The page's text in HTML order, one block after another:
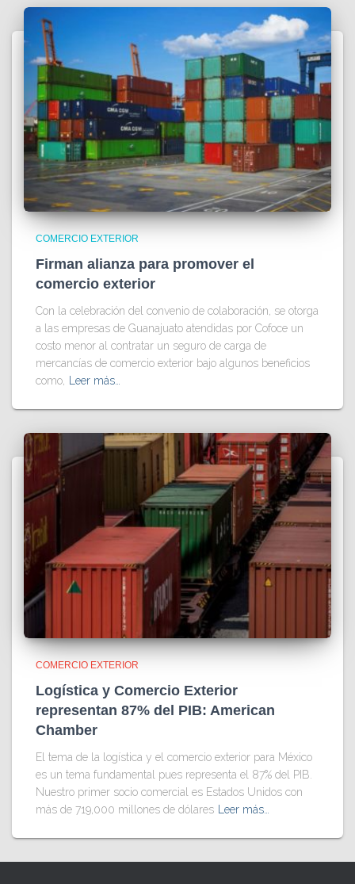
COMERCIO EXTERIOR
Firman alianza para promover el
comercio exterior
Con la celebración del convenio de colaboración, se otorga
a las empresas de Guanajuato atendidas por Cofoce un
costo menor al contratar un seguro de carga de
mercancías de comercio exterior bajo algunos beneficios
como, Leer más…
COMERCIO EXTERIOR
Logística y Comercio Exterior
representan 87% del PIB: American
Chamber
El tema de la logística y el comercio exterior para México
es un tema fundamental pues representa el 87% del PIB.
Nuestro primer socio comercial es Estados Unidos con
más de 719,000 millones de dólares
Leer más…